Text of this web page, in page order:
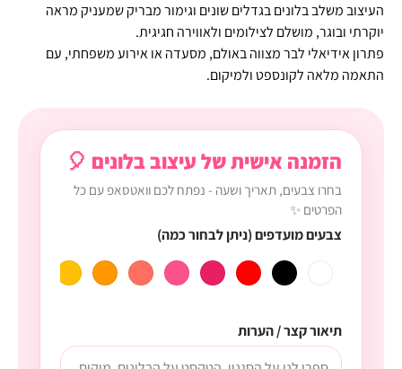
העיצוב משלב בלונים בגדלים שונים וגימור מבריק שמעניק מראה
יוקרתי ובוגר, מושלם לצילומים ולאווירה חגיגית.
פתרון אידיאלי לבר מצווה באולם, מסעדה או אירוע משפחתי, עם
התאמה מלאה לקונספט ולמיקום.
הזמנה אישית של עיצוב בלונים 🎈
בחרו צבעים, תאריך ושעה - נפתח לכם וואטסאפ עם כל
הפרטים ✨
צבעים מועדפים (ניתן לבחור כמה)
תיאור קצר / הערות